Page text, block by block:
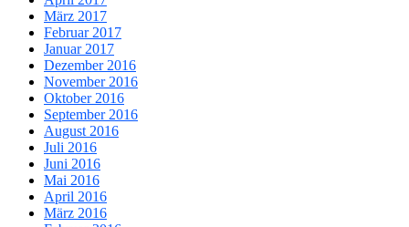
März 2017
Februar 2017
Januar 2017
Dezember 2016
November 2016
Oktober 2016
September 2016
August 2016
Juli 2016
Juni 2016
Mai 2016
April 2016
März 2016